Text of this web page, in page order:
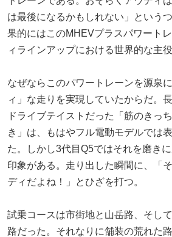
は最後になるかもしれない」という
果的にはこのMHEVプラスパワート
ィラインアップにおける世界的な主
なぜならこのパワートレーンを源泉
ィ」な走りを実現していたからだ。
ドライブテイストだった「筋のきっ
き」は、もはやフル電動モデルでは
た。しかし3代目Q5ではそれを磨き
印象がある。走り出した瞬間に、「
ディだよね！」とひざを打つ。
試乗コースは市街地と山岳路、そし
路だった。それなりに舗装の荒れた